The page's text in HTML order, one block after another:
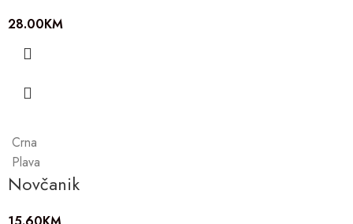
28.00KM
Crna
Plava
Novčanik